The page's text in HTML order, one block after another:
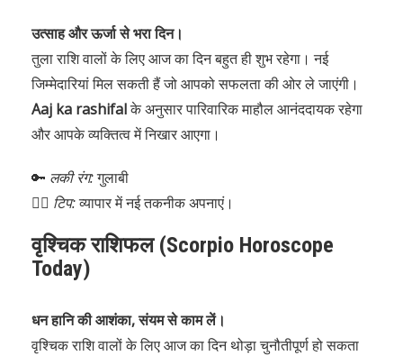
उत्साह और ऊर्जा से भरा दिन।
तुला राशि वालों के लिए आज का दिन बहुत ही शुभ रहेगा। नई
जिम्मेदारियां मिल सकती हैं जो आपको सफलता की ओर ले जाएंगी।
Aaj ka rashifalके अनुसार पारिवारिक माहौल आनंददायक रहेगा
और आपके व्यक्तित्व में निखार आएगा।
🔑 लकी रंग:गुलाबी
🧘‍♂️ टिप:व्यापार में नई तकनीक अपनाएं।
वृश्चिक राशिफल (Scorpio Horoscope
Today)
धन हानि की आशंका, संयम से काम लें।
वृश्चिक राशि वालों के लिए आज का दिन थोड़ा चुनौतीपूर्ण हो सकता